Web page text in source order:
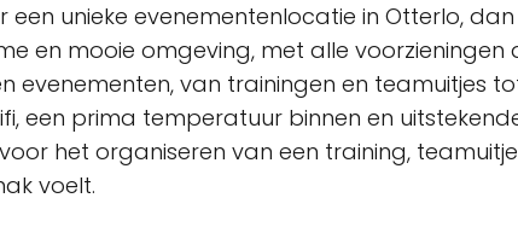
unieke evenementenlocatie in Otterlo,
en mooie omgeving, met alle
evenementen, van trainingen en teamuitjes
een prima temperatuur binnen en
het organiseren van een training,
voelt.